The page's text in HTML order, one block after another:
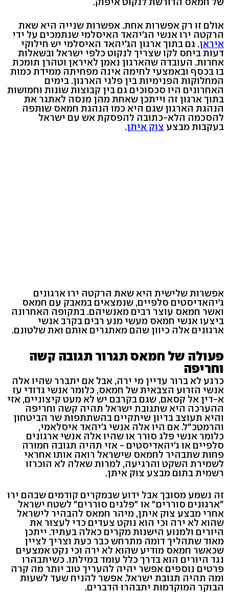
אולם זו רק אפשרות אחת. אפשרות שנייה היא שאת
הרקטה ירו אנשי הג'יהאד האיסלמי שנתמכים על ידי
איראן. גם בתוך ארגון הג'יהאד האיסלמי יש חילוקי
דעות ביחס לקו שצריך לנקוט כלפי ישראל ובשאלות
אחרות. העובדה שהארגון נאמן לאיראן וטהרן תומכת
בו בכסף ובאמצעי לחימה אינה מפחיתה ממידת כמות
המחלוקות הפנימיות בין פלגי הארגון. בימים
האחרונים היו סכסוכים גם בין קבוצות שונות וחמושות
בתוך ארגון זה וייתכן שאחת מהן מנסה לאתגר את
הנהגת הארגון שגם היא כמו הנהגת חמאס שותפה
להסכמה הלא-כתובה להפסקת אש עם ישראל
בעקבות מבצע צוק איתן.
אפשרות שלישית היא שאת הרקטה ירו ארגונים
ג'יהאדיסטים סלפיים, שנמצאים במאבק עם חמאס
ואשר חמאס עוצר רבים מאנשיהם. בתקופה האחרונה
ביצעו אנשי חמאס מעשי מנע רבים בקרב אנשי
ארגונים אלה כיוון שהם מאתגרים אותם ואת שלטונם.
פעולה של חמאס תגרור תגובה קשה
וחריפה
כרגע לא ברור עדיין מי ירה, אבל אם יתברר שהיו אלה
אנשי הזרוע הצבאית של חמאס, כלומר אנשי גדודי עז
א-דין אל קסאם, שגם בקרבם יש לא מעט קיצוניים, אזי
ההערכה היא שתגובת ישראל תהיה קשה וחריפה
והיא תעוצב בדיון שיתקיים בהשתתפות שר הביטחון
והרמטכ"ל. אם היו אלה אנשי ג'יהאד איסלאמי,
כלומר אנשי פלג סורר או שהיו אלה אנשי ארגונים
סלפיים או ג'יהאדיסטים - אזי תהיה תגובה חמורה
פחות שתבהיר לחמאס שישראל רואה אותו אחראי
לשמירת השקט והרגיעה, למרות שאלה לא הוכרזו
רשמית בתום מבצע צוק איתן.
זה נשמע מסובך אבל ידוע שבמקרים קודמים שבהם ירו
"ארגונים סוררים" או "פלגים סוררים" לשטח ישראל
אחרי מבצע צוק איתן, מיהר חמאס להבהיר לישראל
שהוא לא ירה וכי הוא נוקט צעדים כדי לעצור את
היורים ולמנוע הישנות מקרים כאלה בעתיד. ייתכן
מאוד שתהליך דומה מתרחש כבר כעת וצריך לציין
שכאשר חמאס מודיע שהוא לא ירה וכי נקט אמצעים
נגד היורים הוא בדרך כלל עומד במילתו. כשיתבהרו
פרטים נוספים אפשר יהיה להעריך טוב יותר מה קרה
ומה תהיה תגובת ישראל. אפשר להניח שעד לשעות
הבוקר המוקדמות יתבהרו הדברים.